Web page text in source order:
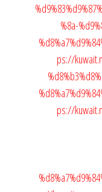
%8a-
ps://
ps://